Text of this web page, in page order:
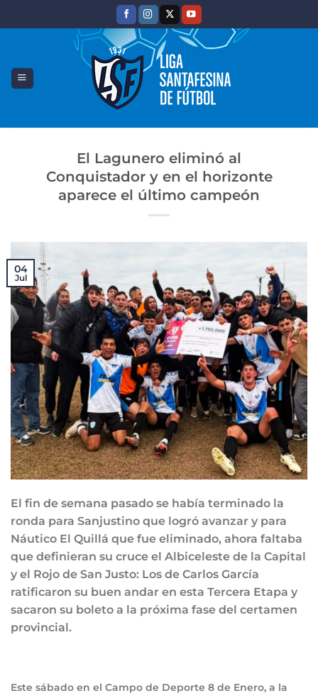
El Lagunero eliminó al
Conquistador y en el horizonte
aparece el último campeón
04
Jul
El fin de semana pasado se había terminado la
ronda para Sanjustino que logró avanzar y para
Náutico El Quillá que fue eliminado, ahora faltaba
que definieran su cruce el Albiceleste de la Capital
y el Rojo de San Justo: Los de Carlos García
ratificaron su buen andar en esta Tercera Etapa y
sacaron su boleto a la próxima fase del certamen
provincial.
Este sábado en el Campo de Deporte 8 de Enero, a la